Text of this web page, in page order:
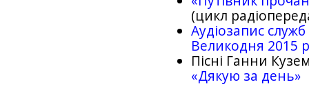
(цикл
Аудіозапис
Великодня 2015
Пісні Ганни
«Дякую за день»